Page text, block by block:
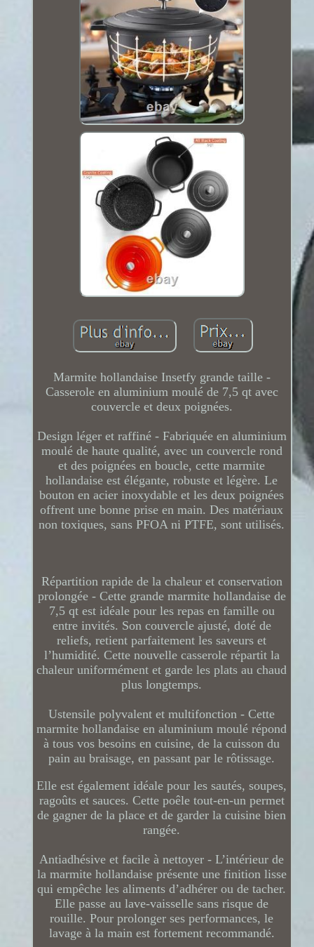
Marmite hollandaise Insetfy grande taille -
Casserole en aluminium moulé de 7,5 qt avec
couvercle et deux poignées.
Design léger et raffiné - Fabriquée en aluminium
moulé de haute qualité, avec un couvercle rond
et des poignées en boucle, cette marmite
hollandaise est élégante, robuste et légère. Le
bouton en acier inoxydable et les deux poignées
offrent une bonne prise en main. Des matériaux
non toxiques, sans PFOA ni PTFE, sont utilisés.
Répartition rapide de la chaleur et conservation
prolongée - Cette grande marmite hollandaise de
7,5 qt est idéale pour les repas en famille ou
entre invités. Son couvercle ajusté, doté de
reliefs, retient parfaitement les saveurs et
l’humidité. Cette nouvelle casserole répartit la
chaleur uniformément et garde les plats au chaud
plus longtemps.
Ustensile polyvalent et multifonction - Cette
marmite hollandaise en aluminium moulé répond
à tous vos besoins en cuisine, de la cuisson du
pain au braisage, en passant par le rôtissage.
Elle est également idéale pour les sautés, soupes,
ragoûts et sauces. Cette poêle tout-en-un permet
de gagner de la place et de garder la cuisine bien
rangée.
Antiadhésive et facile à nettoyer - L’intérieur de
la marmite hollandaise présente une finition lisse
qui empêche les aliments d’adhérer ou de tacher.
Elle passe au lave-vaisselle sans risque de
rouille. Pour prolonger ses performances, le
lavage à la main est fortement recommandé.